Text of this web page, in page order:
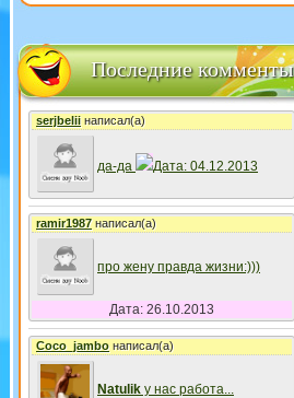
Последние комменты
serjbeliiнаписал(а)
да-да Дата: 04.12.2013
ramir1987написал(а)
про жену правда жизни:)))
Дата: 26.10.2013
Coco_jambo написал(а)
Natulik у нас работа...